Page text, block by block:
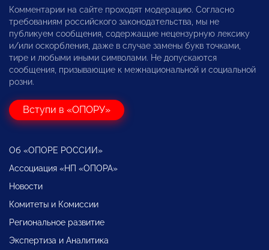
Комментарии на сайте проходят модерацию. Согласно
требованиям российского законодательства, мы не
публикуем сообщения, содержащие нецензурную лексику
и/или оскорбления, даже в случае замены букв точками,
тире и любыми иными символами. Не допускаются
сообщения, призывающие к межнациональной и социальной
розни.
Вступи в «ОПОРУ»
Об «ОПОРЕ РОССИИ»
Ассоциация «НП «ОПОРА»
Новости
Комитеты и Комиссии
Региональное развитие
Экспертиза и Аналитика